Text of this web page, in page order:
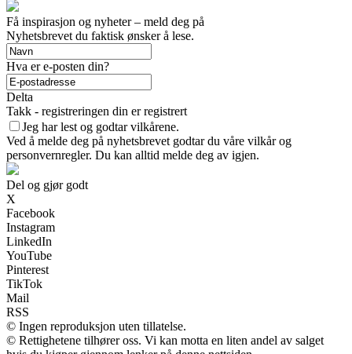
Få inspirasjon og nyheter – meld deg på
Nyhetsbrevet du faktisk ønsker å lese.
Hva er e-posten din?
Delta
Takk - registreringen din er registrert
Jeg har lest og godtar vilkårene.
Ved å melde deg på nyhetsbrevet godtar du våre vilkår og
personvernregler. Du kan alltid melde deg av igjen.
Del og gjør godt
X
Facebook
Instagram
LinkedIn
YouTube
Pinterest
TikTok
Mail
RSS
© Ingen reproduksjon uten tillatelse.
© Rettighetene tilhører oss. Vi kan motta en liten andel av salget